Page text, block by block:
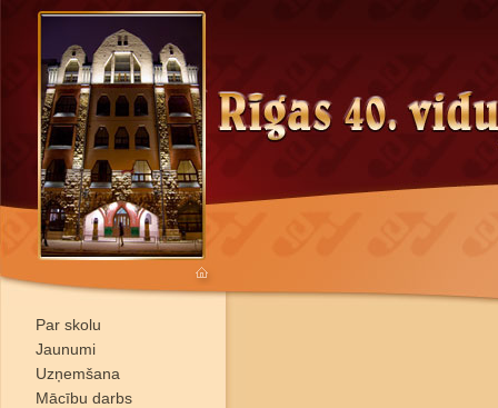
Par skolu
Jaunumi
Uzņemšana
Mācību darbs